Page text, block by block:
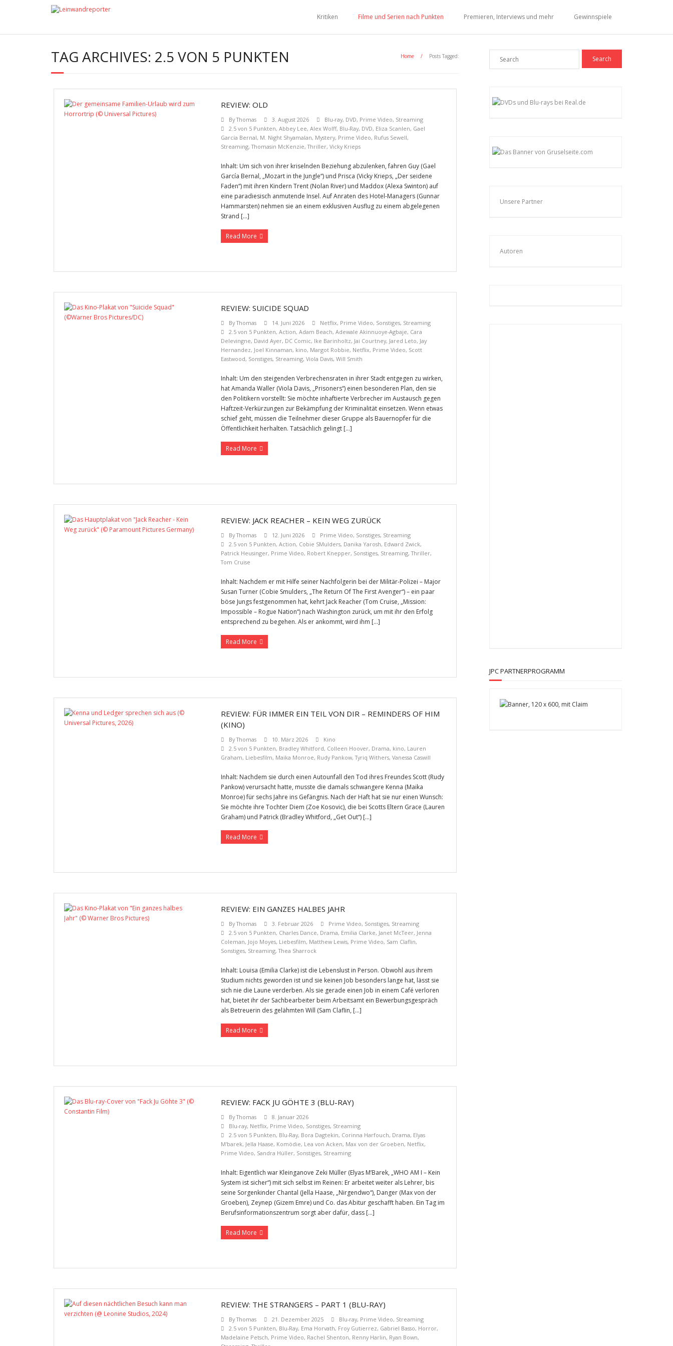
Kritiken Filme und Serien nach Punkten Premieren, Interviews und mehr Gewinnspiele
TAG ARCHIVES: 2.5 VON 5 PUNKTEN Home / Posts Tagged:
REVIEW: OLD
ByThomas 3. August 2026 Blu-ray, DVD, Prime Video, Streaming
2.5 von 5 Punkten,Abbey Lee,Alex Wolff, Blu-Ray, DVD, Eliza Scanlen, Gael
García Bernal, M. Night Shyamalan, Mystery, Prime Video, Rufus Sewell,
Streaming,Thomasin McKenzie,Thriller,Vicky Krieps
Inhalt: Um sich von ihrer kriselnden Beziehung abzulenken, fahren Guy (Gael
García Bernal, „Mozart in the Jungle“) und Prisca (Vicky Krieps, „Der seidene
Faden“) mit ihren Kindern Trent (Nolan River) und Maddox (Alexa Swinton) auf
eine paradiesisch anmutende Insel. Auf Anraten des Hotel-Managers (Gunnar
Hammarsten) nehmen sie an einem exklusiven Ausflug zu einem abgelegenen
Strand […]
Read More
REVIEW: SUICIDE SQUAD
ByThomas 14. Juni 2026 Netflix, Prime Video, Sonstiges, Streaming
2.5 von 5 Punkten,Action,Adam Beach,Adewale Akinnuoye-Agbaje, Cara
Delevingne, David Ayer, DC Comic, Ike Barinholtz, Jai Courtney, Jared Leto, Jay
Hernandez, Joel Kinnaman, kino, Margot Robbie, Netflix, Prime Video, Scott
Eastwood, Sonstiges, Streaming,Viola Davis,Will Smith
Inhalt: Um den steigenden Verbrechensraten in ihrer Stadt entgegen zu wirken,
hat Amanda Waller (Viola Davis, „Prisoners“) einen besonderen Plan, den sie
den Politikern vorstellt: Sie möchte inhaftierte Verbrecher im Austausch gegen
Haftzeit-Verkürzungen zur Bekämpfung der Kriminalität einsetzen. Wenn etwas
schief geht, müssen die Teilnehmer dieser Gruppe als Bauernopfer für die
Öffentlichkeit herhalten. Tatsächlich gelingt […]
Read More
REVIEW: JACK REACHER – KEIN WEG ZURÜCK
ByThomas 12. Juni 2026 Prime Video, Sonstiges, Streaming
2.5 von 5 Punkten,Action, Cobie SMulders, Danika Yarosh, Edward Zwick,
Patrick Heusinger, Prime Video, Robert Knepper, Sonstiges, Streaming,Thriller,
Tom Cruise
Inhalt: Nachdem er mit Hilfe seiner Nachfolgerin bei der Militär-Polizei – Major
Susan Turner (Cobie Smulders, „The Return Of The First Avenger“) – ein paar
böse Jungs festgenommen hat, kehrt Jack Reacher (Tom Cruise, „Mission:
Impossible – Rogue Nation“) nach Washington zurück, um mit ihr den Erfolg
entsprechend zu begehen. Als er ankommt, wird ihm […]
Read More
REVIEW: FÜR IMMER EIN TEIL VON DIR – REMINDERS OF HIM
(KINO)
ByThomas 10. März 2026
Kino
2.5 von 5 Punkten, Bradley Whitford, Colleen Hoover, Drama, kino, Lauren
Graham, Liebesfilm, Maika Monroe, Rudy Pankow,Tyriq Withers,Vanessa Caswill
Inhalt: Nachdem sie durch einen Autounfall den Tod ihres Freundes Scott (Rudy
Pankow) verursacht hatte, musste die damals schwangere Kenna (Maika
Monroe) für sechs Jahre ins Gefängnis. Nach der Haft hat sie nur einen Wunsch:
Sie möchte ihre Tochter Diem (Zoe Kosovic), die bei Scotts Eltern Grace (Lauren
Graham) und Patrick (Bradley Whitford, „Get Out“) […]
Read More
REVIEW: EIN GANZES HALBES JAHR
ByThomas 3. Februar 2026 Prime Video, Sonstiges, Streaming
2.5 von 5 Punkten, Charles Dance, Drama, Emilia Clarke, Janet McTeer, Jenna
Coleman, Jojo Moyes, Liebesfilm, Matthew Lewis, Prime Video, Sam Claflin,
Sonstiges, Streaming,Thea Sharrock
Inhalt: Louisa (Emilia Clarke) ist die Lebenslust in Person. Obwohl aus ihrem
Studium nichts geworden ist und sie keinen Job besonders lange hat, lässt sie
sich nie die Laune verderben. Als sie gerade einen Job in einem Café verloren
hat, bietet ihr der Sachbearbeiter beim Arbeitsamt ein Bewerbungsgespräch
als Betreuerin des gelähmten Will (Sam Claflin, […]
Read More
REVIEW: FACK JU GÖHTE 3 (BLU-RAY)
ByThomas
8. Januar 2026
Blu-ray, Netflix, Prime Video, Sonstiges, Streaming
2.5 von 5 Punkten, Blu-Ray, Bora Dagtekin, Corinna Harfouch, Drama, Elyas
M'barek, Jella Haase, Komödie, Lea von Acken, Max von der Groeben, Netflix,
Prime Video, Sandra Hüller, Sonstiges, Streaming
Inhalt: Eigentlich war Kleinganove Zeki Müller (Elyas M’Barek, „WHO AM I – Kein
System ist sicher“) mit sich selbst im Reinen: Er arbeitet weiter als Lehrer, bis
seine Sorgenkinder Chantal (Jella Haase, „Nirgendwo“), Danger (Max von der
Groeben), Zeynep (Gizem Emre) und Co. das Abitur geschafft haben. Ein Tag im
Berufsinformationszentrum sorgt aber dafür, dass […]
Read More
REVIEW: THE STRANGERS – PART 1 (BLU-RAY)
ByThomas 21. Dezember 2025 Blu-ray, Prime Video, Streaming
2.5 von 5 Punkten, Blu-Ray, Ema Horvath, Froy Gutierrez, Gabriel Basso, Horror,
Madelaine Petsch, Prime Video, Rachel Shenton, Renny Harlin, Ryan Bown,
Unsere Partner
Autoren
JPC PARTNERPROGRAMM